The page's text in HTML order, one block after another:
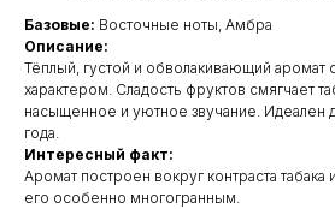
Базовые: Восточные ноты, Амбра
Описание:
Тёплый, густой и обволакивающий аромат
характером. Сладость фруктов смягчает
насыщенное и уютное звучание. Идеален
года.
Интересный факт:
Аромат построен вокруг контраста табака
его особенно многогранным.